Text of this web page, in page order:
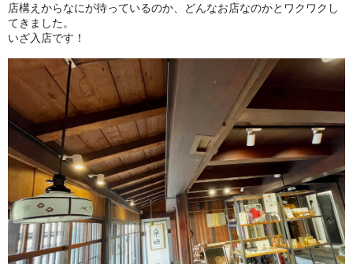
店構えからなにが待っているのか、どんなお店なのかとワクワクし
てきました。
いざ入店です！